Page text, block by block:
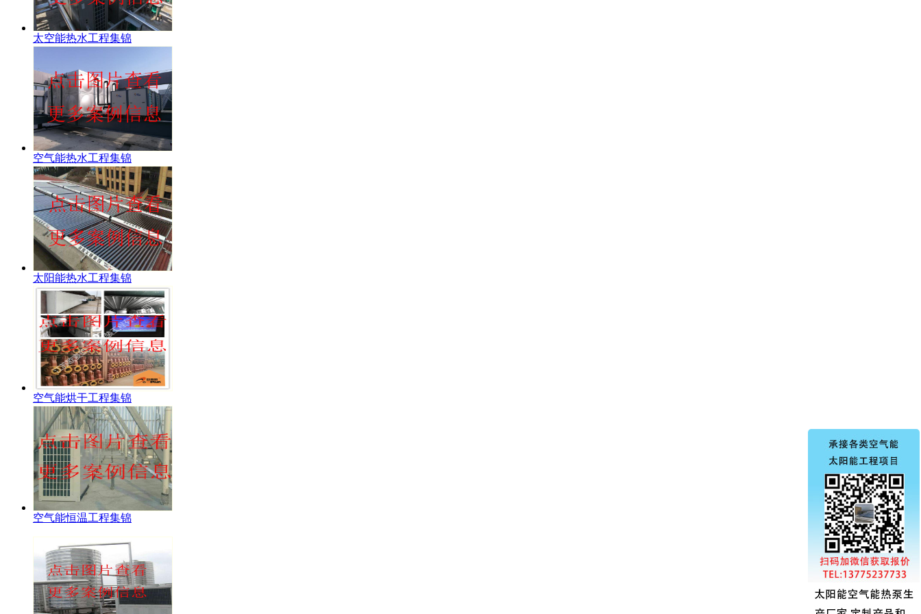
太空能热水工程集锦
空气能热水工程集锦
太阳能热水工程集锦
空气能烘干工程集锦
空气能恒温工程集锦